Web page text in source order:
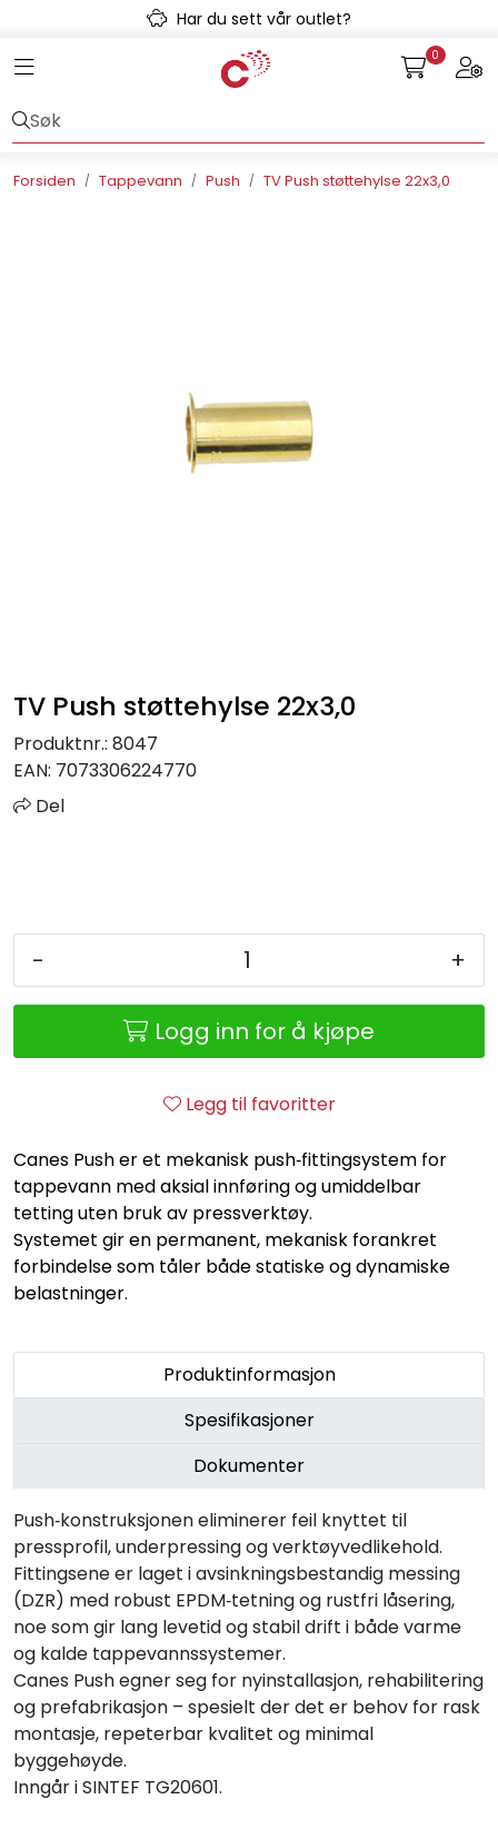
Skip to main contentHar du sett vår outlet?
Toggle navigation 0
Forsiden Tappevann Push TV Push støttehylse 22x3,0
TV Push støttehylse 22x3,0
Produktnr.: 8047
EAN: 7073306224770
Del
- +
Logg inn for å kjøpe
Legg til favoritter
Canes Push er et mekanisk push‑fittingsystem for
tappevann med aksial innføring og umiddelbar
tetting uten bruk av pressverktøy.
Systemet gir en permanent, mekanisk forankret
forbindelse som tåler både statiske og dynamiske
belastninger.
Produktinformasjon
Spesifikasjoner
Dokumenter
Push‑konstruksjonen eliminerer feil knyttet til
pressprofil, underpressing og verktøyvedlikehold.
Fittingsene er laget i avsinkningsbestandig messing
(DZR) med robust EPDM‑tetning og rustfri låsering,
noe som gir lang levetid og stabil drift i både varme
og kalde tappevannssystemer.
Canes Push egner seg for nyinstallasjon, rehabilitering
og prefabrikasjon – spesielt der det er behov for rask
montasje, repeterbar kvalitet og minimal
byggehøyde.
Inngår i SINTEF TG20601.
Vannbehandling
Varmeanlegg
Retur/reklamasjon